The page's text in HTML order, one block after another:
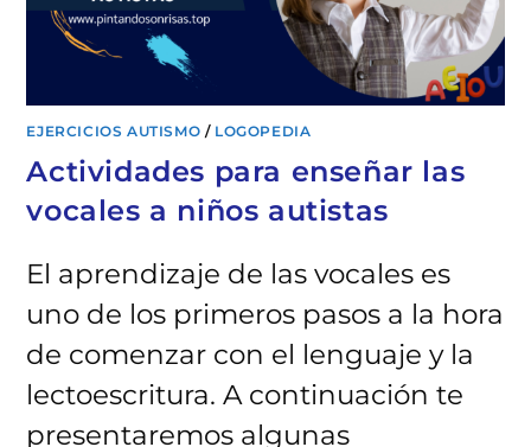
EJERCICIOS AUTISMO / LOGOPEDIA
Actividades para enseñar las
vocales a niños autistas
El aprendizaje de las vocales es
uno de los primeros pasos a la hora
de comenzar con el lenguaje y la
lectoescritura. A continuación te
presentaremos algunas